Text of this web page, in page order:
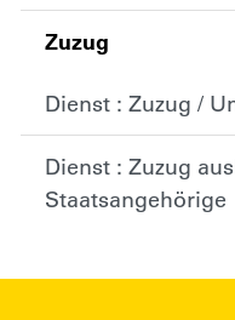
Zuzug
Dienst : Zuzug /
Dienst : Zuzug
Staatsangehörige